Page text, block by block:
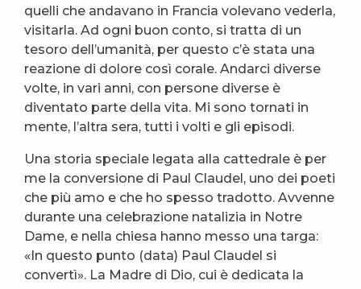
quelli che andavano in Francia volevano vederla,
visitarla. Ad ogni buon conto, si tratta di un
tesoro dell’umanità, per questo c’è stata una
reazione di dolore così corale. Andarci diverse
volte, in vari anni, con persone diverse è
diventato parte della vita. Mi sono tornati in
mente, l’altra sera, tutti i volti e gli episodi.
Una storia speciale legata alla cattedrale è per
me la conversione di Paul Claudel, uno dei poeti
che più amo e che ho spesso tradotto. Avvenne
durante una celebrazione natalizia in Notre
Dame, e nella chiesa hanno messo una targa:
«In questo punto (data) Paul Claudel si
convertì». La Madre di Dio, cui è dedicata la